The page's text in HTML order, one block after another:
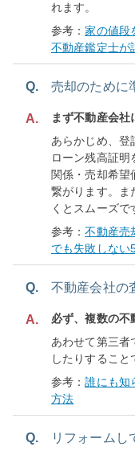
れます。
参考：家の値段
不動産鑑定士が
Q. 売却のために
A.
まず不動産会社
あらかじめ、登
ローン残高証明
関係・売却希望
繋がります。ま
くとスムーズで
参考：不動産売
でも失敗しない
Q. 不動産会社の
A.
必ず、複数の不
あわせて第三者
したりすること
参考：誰にも知
方法
Q. リフォームし